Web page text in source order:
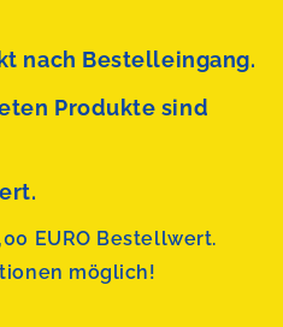
nach Bestelleingang.
Produkte sind
EURO Bestellwert.
möglich!